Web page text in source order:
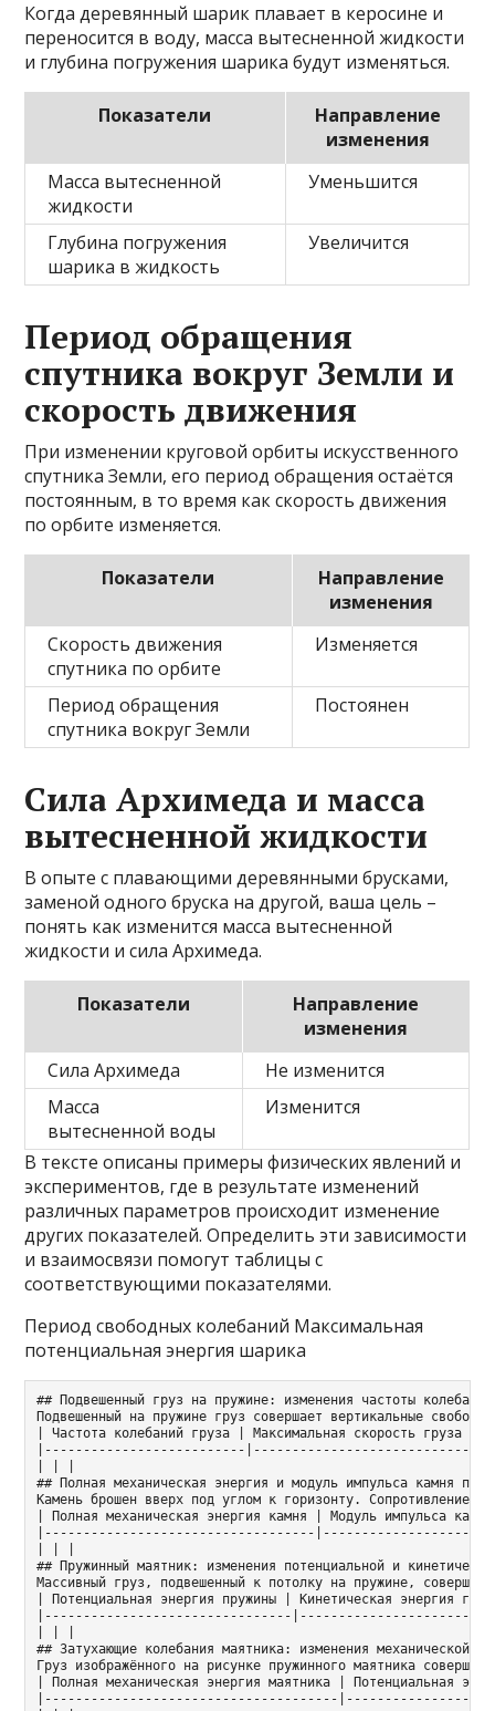
Когда деревянный шарик плавает в керосине и
переносится в воду, масса вытесненной жидкости
и глубина погружения шарика будут изменяться.
Показатели
Направление
изменения
Масса вытесненной
жидкости
Уменьшится
Глубина погружения
шарика в жидкость
Увеличится
Период обращения
спутника вокруг Земли и
скорость движения
При изменении круговой орбиты искусственного
спутника Земли, его период обращения остаётся
постоянным, в то время как скорость движения
по орбите изменяется.
Показатели
Направление
изменения
Скорость движения
спутника по орбите
Изменяется
Период обращения
спутника вокруг Земли
Постоянен
Сила Архимеда и масса
вытесненной жидкости
В опыте с плавающими деревянными брусками,
заменой одного бруска на другой, ваша цель –
понять как изменится масса вытесненной
жидкости и сила Архимеда.
Показатели
Направление
изменения
Сила Архимеда
Не изменится
Масса
вытесненной воды
Изменится
В тексте описаны примеры физических явлений и
экспериментов, где в результате изменений
различных параметров происходит изменение
других показателей. Определить эти зависимости
и взаимосвязи помогут таблицы с
соответствующими показателями.
Период свободных колебаний Максимальная
потенциальная энергия шарика
## Подвешенный груз на пружине: изменения частоты
Подвешенный на пружине груз совершает вертикальные
| Частота колебаний груза | Максимальная скорость груза |
|--------------------------|------------------------------|
## Полная механическая энергия и модуль импульса камня при
Камень брошен вверх под углом к горизонту. Сопротивление
| Полная механическая энергия камня | Модуль импульса
|-----------------------------------
## Пружинный маятник: изменения потенциальной и
Массивный груз, подвешенный к потолку на пружине,
| Потенциальная энергия пружины | Кинетическая энергия
|--------------------------------
## Затухающие колебания маятника: изменения механической
Груз изображённого на рисунке пружинного маятника
| Полная механическая энергия маятника | Потенциальная
|--------------------------------------